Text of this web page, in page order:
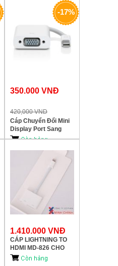
350.000 VNĐ
420,000 VND
-17%
Cáp Chuyển Đổi Mini
Display Port Sang
VGA Z-TEK (ZY-038)
1.410.000 VNĐ
CÁP LIGHTNING TO
HDMI MD-826 CHO
IPAD 1-2-3-4/IPAD